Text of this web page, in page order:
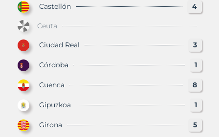
Castellón 4
Ceuta
Ciudad Real 3
Córdoba 1
Cuenca 8
Gipuzkoa 1
Girona 5